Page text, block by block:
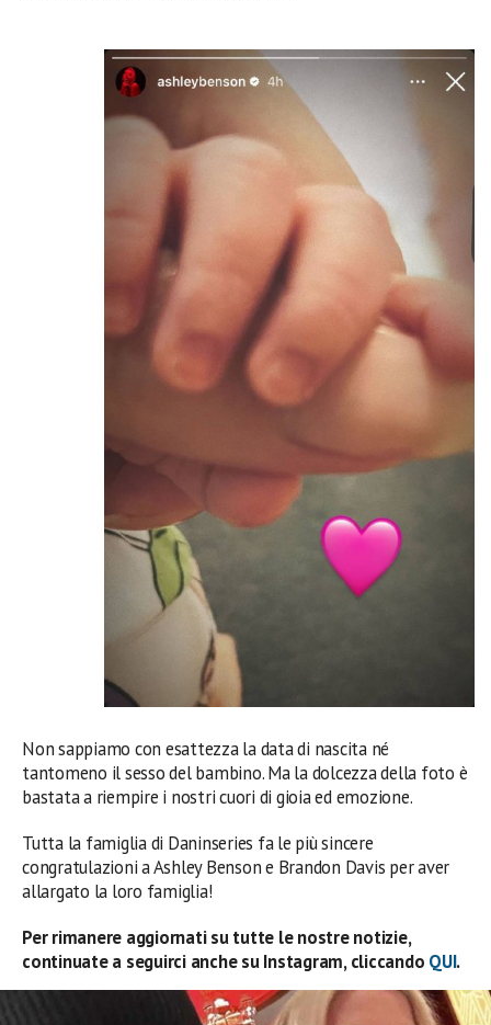
Non sappiamo con esattezza la data di nascita né
tantomeno il sesso del bambino. Ma la dolcezza della foto è
bastata a riempire i nostri cuori di gioia ed emozione.
Tutta la famiglia di Daninseries fa le più sincere
congratulazioni a Ashley Benson e Brandon Davis per aver
allargato la loro famiglia!
Per rimanere aggiornati su tutte le nostre notizie,
continuate a seguirci anche su Instagram, cliccando QUI.